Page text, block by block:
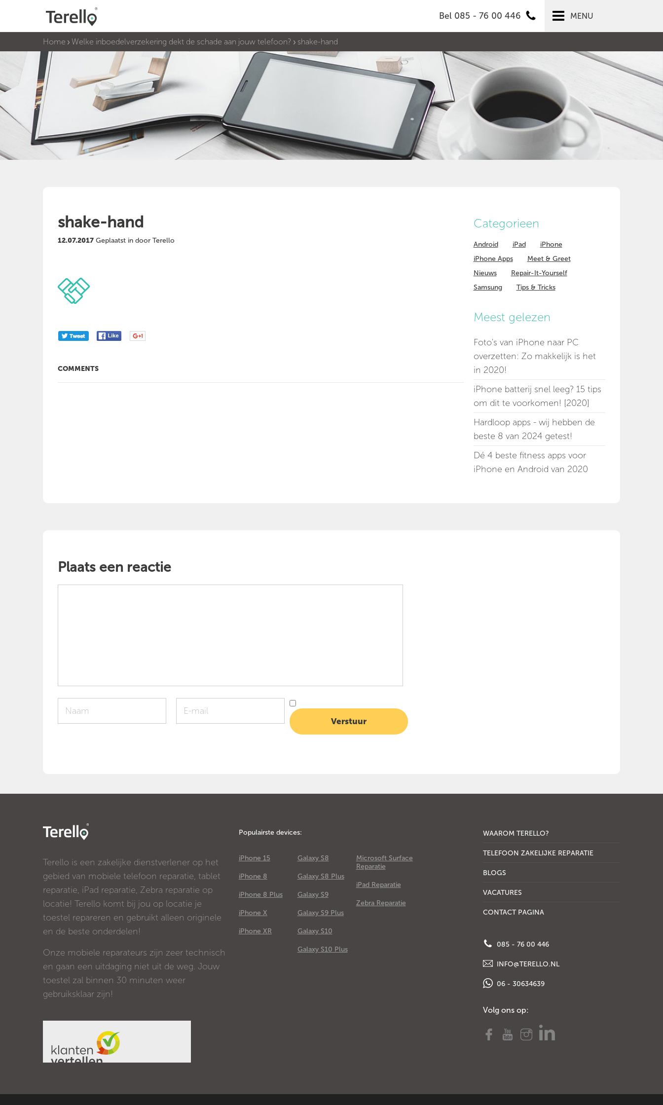
Bel 085 - 76 00 446 MENU
Home Welke inboedelverzekering dekt de schade aan jouw telefoon? shake-hand
shake-hand
12.07.2017 Geplaatst in door Terello
COMMENTS
Categorieen
Android iPad
iPhone
iPhone Apps
Meet & Greet
Nieuws
Repair-It-Yourself
Samsung
Tips & Tricks
Meest gelezen
Foto's van iPhone naar PC
overzetten: Zo makkelijk is het
in 2020!
iPhone batterij snel leeg? 15 tips
om dit te voorkomen! [2020]
Hardloop apps - wij hebben de
beste 8 van 2024 getest!
Dé 4 beste fitness apps voor
iPhone en Android van 2020
Plaats een reactie
Terello is een zakelijke dienstverlener op het
gebied van mobiele telefoon reparatie, tablet
reparatie, iPad reparatie, Zebra reparatie op
locatie! Terello komt bij jou op locatie je
toestel repareren en gebruikt alleen originele
en de beste onderdelen!
Onze mobiele reparateurs zijn zeer technisch
en gaan een uitdaging niet uit de weg. Jouw
toestel zal binnen 30 minuten weer
gebruiksklaar zijn!
Populairste devices:
iPhone 15
iPhone 8
iPhone 8 Plus
iPhone X
iPhone XR
Galaxy S8
Galaxy S8 Plus
Galaxy S9
Galaxy S9 Plus
Galaxy S10
Galaxy S10 Plus
Microsoft Surface
Reparatie
iPad Reparatie
Zebra Reparatie
WAAROM TERELLO?
TELEFOON ZAKELIJKE REPARATIE
BLOGS
VACATURES
CONTACT PAGINA
085 - 76 00 446
INFO@TERELLO.NL
06 - 30634639
Volg ons op: